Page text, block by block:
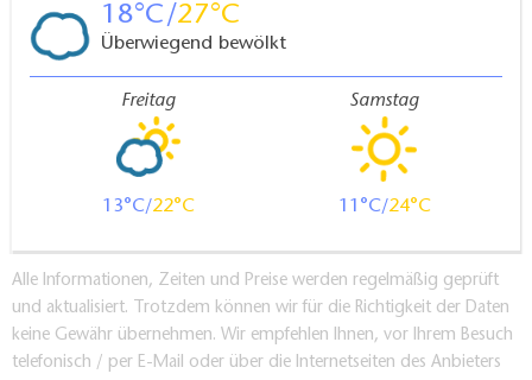
18 27
Überwiegend bewölkt
Freitag
13 22
Samstag
11 24
Alle Informationen, Zeiten und Preise werden regelmäßig geprüft
und aktualisiert. Trotzdem können wir für die Richtigkeit der Daten
keine Gewähr übernehmen. Wir empfehlen Ihnen, vor Ihrem Besuch
telefonisch / per E-Mail oder über die Internetseiten des Anbieters